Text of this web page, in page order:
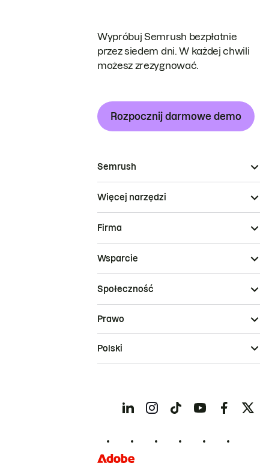
Wypróbuj Semrush bezpłatnie
przez siedem dni. W każdej chwili
możesz zrezygnować.
Rozpocznij darmowe demo
Semrush
Więcej narzędzi
Firma
Wsparcie
Społeczność
Prawo
Polski